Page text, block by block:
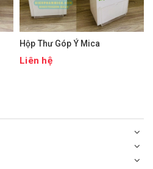
Hộp Thư Góp Ý Mica
Liên hệ